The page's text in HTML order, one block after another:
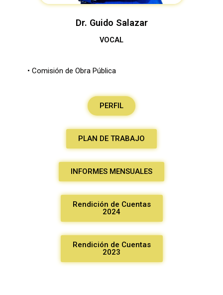
Dr. Guido Salazar
VOCAL
• Comisión de Obra Pública
PERFIL
PLAN DE TRABAJO
INFORMES MENSUALES
Rendición de Cuentas
2024
Rendición de Cuentas
2023